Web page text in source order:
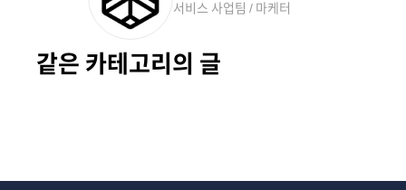
서비스 사업팀 / 마케터
같은 카테고리의 글